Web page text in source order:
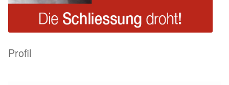
Profil